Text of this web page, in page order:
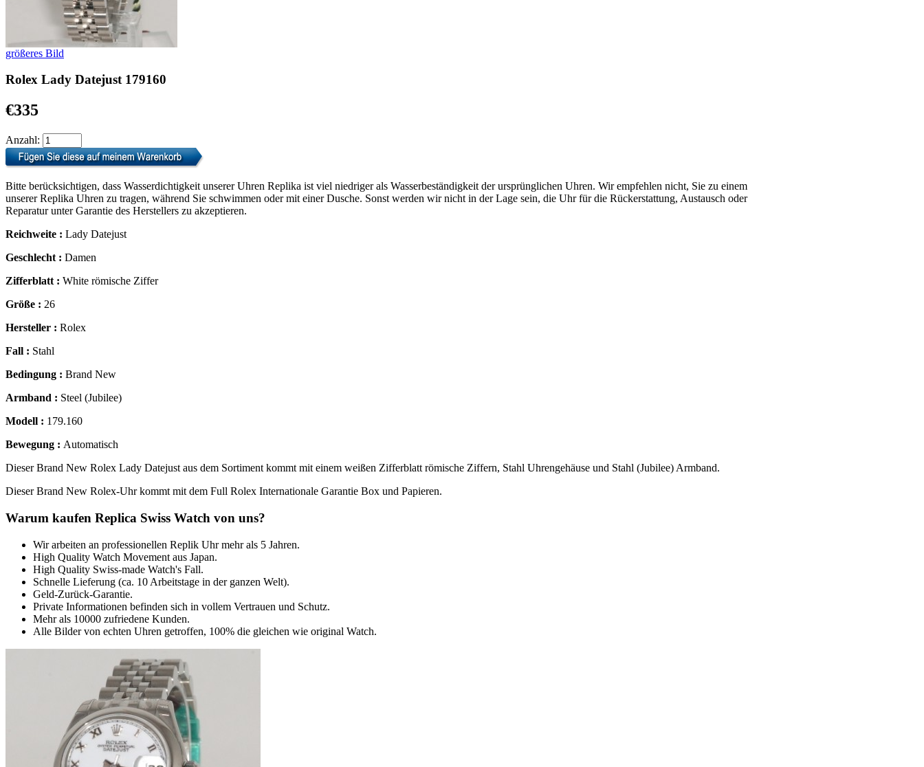
größeres Bild
Rolex Lady Datejust 179160
€335
Anzahl:
Bitte berücksichtigen, dass Wasserdichtigkeit unserer Uhren Replika ist viel niedriger als Wasserbeständigkeit der ursprünglichen Uhren. Wir empfehlen nicht, Sie zu einem
unserer Replika Uhren zu tragen, während Sie schwimmen oder mit einer Dusche. Sonst werden wir nicht in der Lage sein, die Uhr für die Rückerstattung, Austausch oder
Reparatur unter Garantie des Herstellers zu akzeptieren.
Reichweite : Lady Datejust
Geschlecht : Damen
Zifferblatt : White römische Ziffer
Größe : 26
Hersteller : Rolex
Fall : Stahl
Bedingung : Brand New
Armband : Steel (Jubilee)
Modell : 179.160
Bewegung : Automatisch
Dieser Brand New Rolex Lady Datejust aus dem Sortiment kommt mit einem weißen Zifferblatt römische Ziffern, Stahl Uhrengehäuse und Stahl (Jubilee) Armband.
Dieser Brand New Rolex-Uhr kommt mit dem Full Rolex Internationale Garantie Box und Papieren.
Warum kaufen Replica Swiss Watch von uns?
Wir arbeiten an professionellen Replik Uhr mehr als 5 Jahren.
High Quality Watch Movement aus Japan.
High Quality Swiss-made Watch's Fall.
Schnelle Lieferung (ca. 10 Arbeitstage in der ganzen Welt).
Geld-Zurück-Garantie.
Private Informationen befinden sich in vollem Vertrauen und Schutz.
Mehr als 10000 zufriedene Kunden.
Alle Bilder von echten Uhren getroffen, 100% die gleichen wie original Watch.